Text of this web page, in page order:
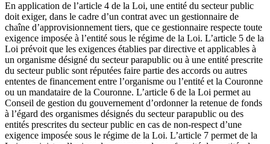
En application de l’article 4 de la Loi, une entité du secteur public
doit exiger, dans le cadre d’un contrat avec un gestionnaire de
chaîne d’approvisionnement tiers, que ce gestionnaire respecte toute
exigence imposée à l’entité sous le régime de la Loi. L’article 5 de la
Loi prévoit que les exigences établies par directive et applicables à
un organisme désigné du secteur parapublic ou à une entité prescrite
du secteur public sont réputées faire partie des accords ou autres
ententes de financement entre l’organisme ou l’entité et la Couronne
ou un mandataire de la Couronne. L’article 6 de la Loi permet au
Conseil de gestion du gouvernement d’ordonner la retenue de fonds
à l’égard des organismes désignés du secteur parapublic ou des
entités prescrites du secteur public en cas de non-respect d’une
exigence imposée sous le régime de la Loi. L’article 7 permet de la